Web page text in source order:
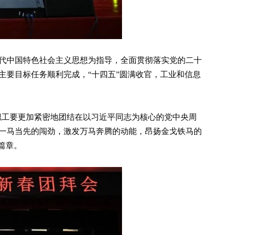
中国特色社会主义思想为指导，全面贯彻落实党的二十
目标任务顺利完成，“十四五”圆满收官，工业和信息
要更加紧密地团结在以习近平同志为核心的党中央周
马当先的闯劲，激发万马奔腾的动能，昂扬金戈铁马的
。